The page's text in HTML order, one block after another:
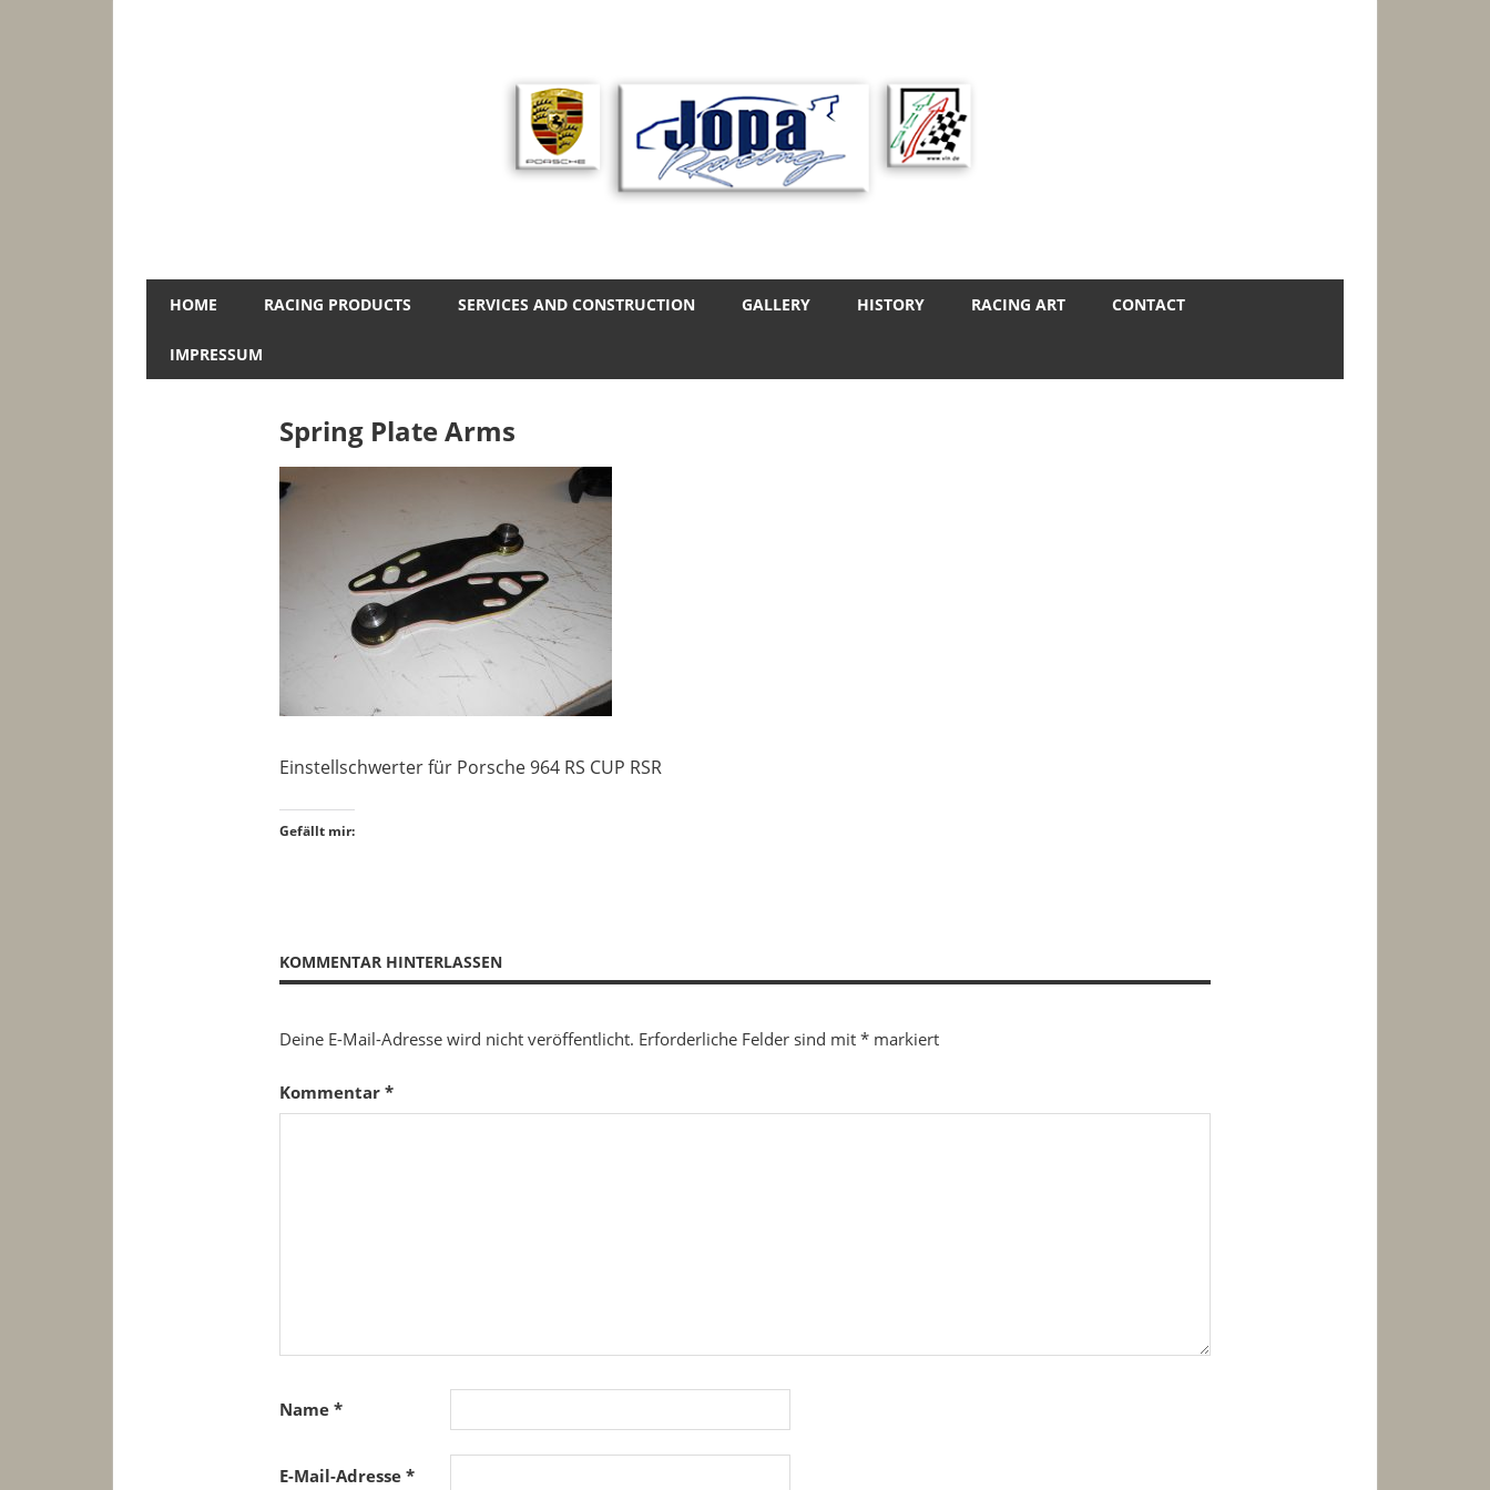
Jopa-
Racing
HOME RACING PRODUCTS SERVICES AND CONSTRUCTION GALLERY HISTORY RACING ART CONTACT
IMPRESSUM
Spring Plate Arms
Einstellschwerter für Porsche 964 RS CUP RSR
Gefällt mir:
KOMMENTAR HINTERLASSEN
Deine E-Mail-Adresse wird nicht veröffentlicht. Erforderliche Felder sind mit * markiert
Kommentar *
Name *
E-Mail-Adresse *